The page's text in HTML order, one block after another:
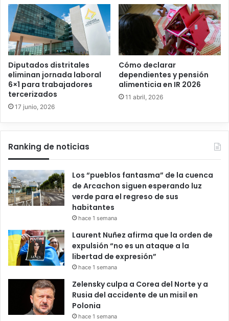
Diputados distritales
eliminan jornada laboral
6×1 para trabajadores
tercerizados
17 junio, 2026
Cómo declarar
dependientes y pensión
alimenticia en IR 2026
11 abril, 2026
Ranking de noticias
Los “pueblos fantasma” de la cuenca
de Arcachon siguen esperando luz
verde para el regreso de sus
habitantes
hace 1 semana
Laurent Nuñez afirma que la orden de
expulsión “no es un ataque a la
libertad de expresión”
hace 1 semana
Zelensky culpa a Corea del Norte y a
Rusia del accidente de un misil en
Polonia
hace 1 semana